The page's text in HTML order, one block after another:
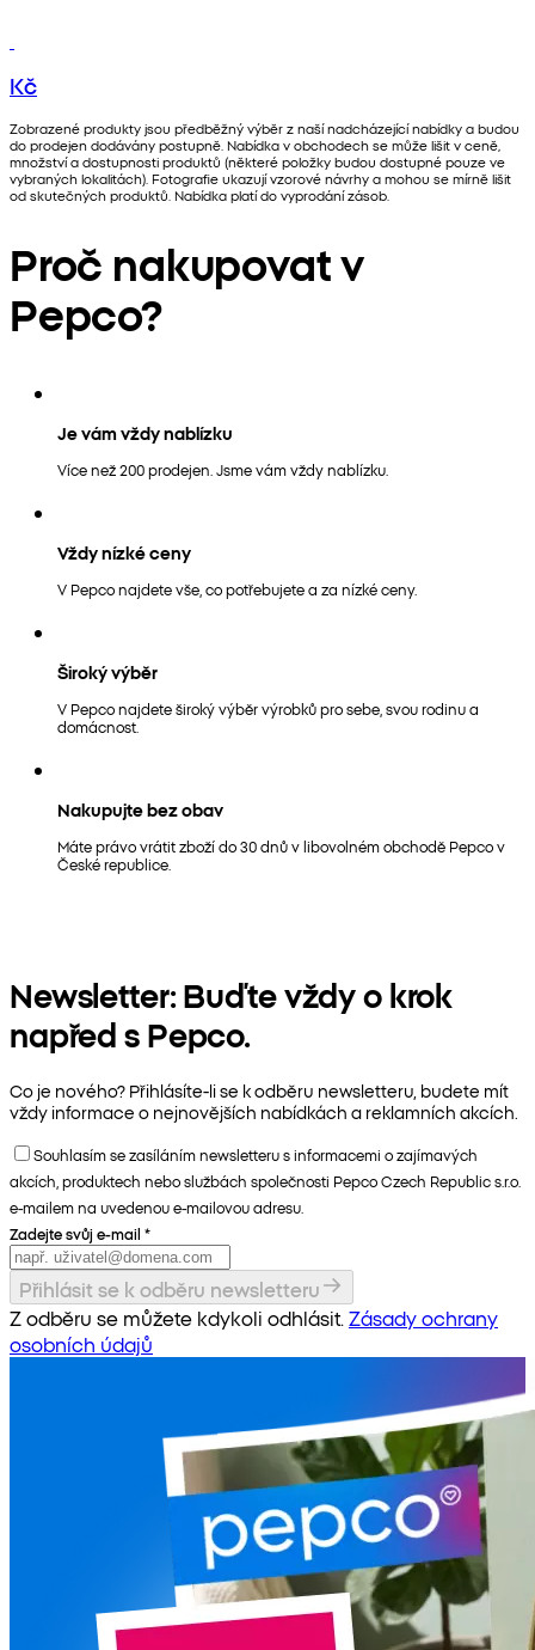
Kč
Zobrazené produkty jsou předběžný výběr z naší nadcházející nabídky a budou
do prodejen dodávány postupně. Nabídka v obchodech se může lišit v ceně,
množství a dostupnosti produktů (některé položky budou dostupné pouze ve
vybraných lokalitách). Fotografie ukazují vzorové návrhy a mohou se mírně lišit
od skutečných produktů. Nabídka platí do vyprodání zásob.
Proč nakupovat v
Pepco?
Je vám vždy nablízku
Více než 200 prodejen. Jsme vám vždy nablízku.
Vždy nízké ceny
V Pepco najdete vše, co potřebujete a za nízké ceny.
Široký výběr
V Pepco najdete široký výběr výrobků pro sebe, svou rodinu a
domácnost.
Nakupujte bez obav
Máte právo vrátit zboží do 30 dnů v libovolném obchodě Pepco v
České republice.
Newsletter: Buďte vždy o krok
napřed s Pepco.
Co je nového? Přihlásíte-li se k odběru newsletteru, budete mít
vždy informace o nejnovějších nabídkách a reklamních akcích.
Souhlasím se zasíláním newsletteru s informacemi o zajímavých
akcích, produktech nebo službách společnosti Pepco Czech Republic s.r.o.
e-mailem na uvedenou e-mailovou adresu.
Zadejte svůj e-mail *
Přihlásit se k odběru newsletteru
Z odběru se můžete kdykoli odhlásit. Zásady ochrany
osobních údajů